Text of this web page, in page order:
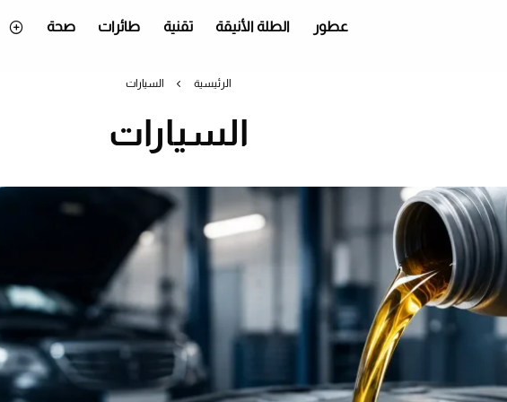
عطور الطلة الأنيقة تقنية طائرات صحة
الرئيسية السيارات
السيارات